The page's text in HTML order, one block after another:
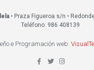
• Praza Figueroa s/n •
Teléfono: 986 408139
e Programación web: